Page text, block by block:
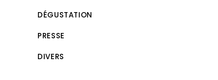
DÉGUSTATION
PRESSE
DIVERS